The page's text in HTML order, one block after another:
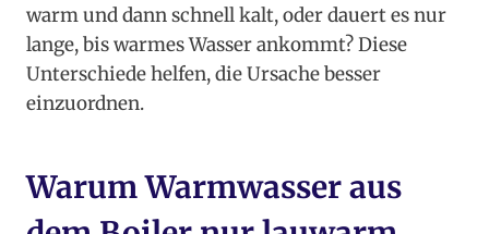
warm und dann schnell kalt, oder dauert es nur
lange, bis warmes Wasser ankommt? Diese
Unterschiede helfen, die Ursache besser
einzuordnen.
Warum Warmwasser aus